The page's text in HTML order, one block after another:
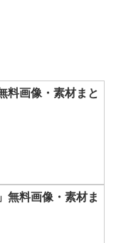
料画像・素材まと
無料画像・素材ま